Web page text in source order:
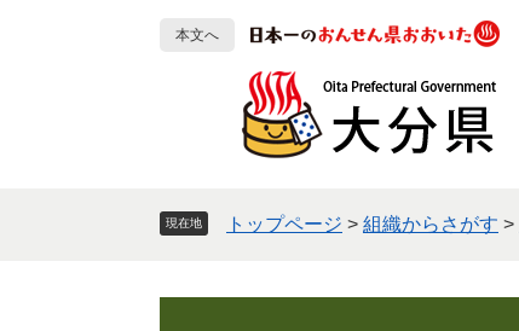
本文へ
現在地 トップページ > 組織からさがす >